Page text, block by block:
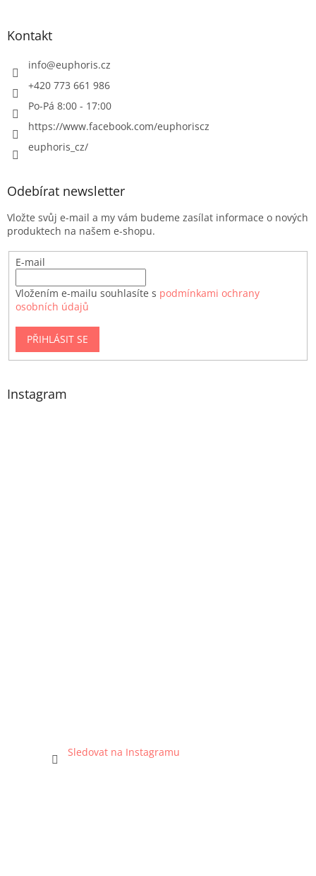
Kontakt
info@euphoris.cz
+420 773 661 986
Po-Pá 8:00 - 17:00
https://www.facebook.com/euphoriscz
euphoris_cz/
Odebírat newsletter
Vložte svůj e-mail a my vám budeme zasílat informace o nových
produktech na našem e-shopu.
E-mail
Vložením e-mailu souhlasíte s podmínkami ochrany
osobních údajů
PŘIHLÁSIT SE
Instagram
Sledovat na Instagramu